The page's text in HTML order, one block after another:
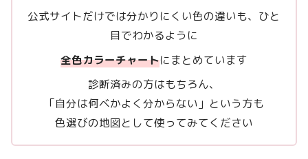
公式サイトだけでは分かりにくい色の違いも、ひと
目でわかるように
全色カラーチャートにまとめています
診断済みの方はもちろん、
「自分は何ベかよく分からない」という方も
色選びの地図として使ってみてください